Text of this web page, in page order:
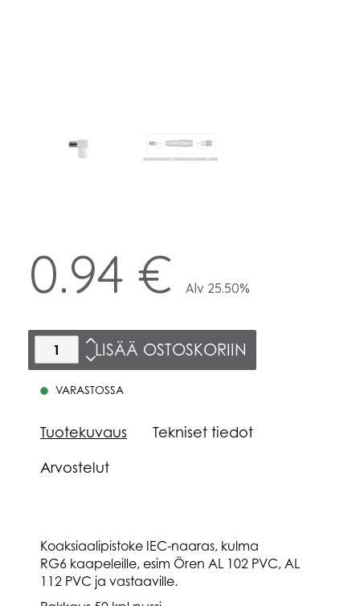
0.94 € Alv 25.50%
LISÄÄ OSTOSKORIIN
VARASTOSSA
Tuotekuvaus
Tekniset tiedot
Arvostelut
Koaksiaalipistoke IEC-naaras, kulma
RG6 kaapeleille, esim Ören AL 102 PVC, AL
112 PVC ja vastaaville.